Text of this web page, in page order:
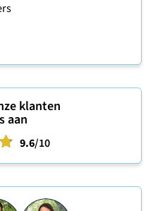
klanten
aan
9.6/10